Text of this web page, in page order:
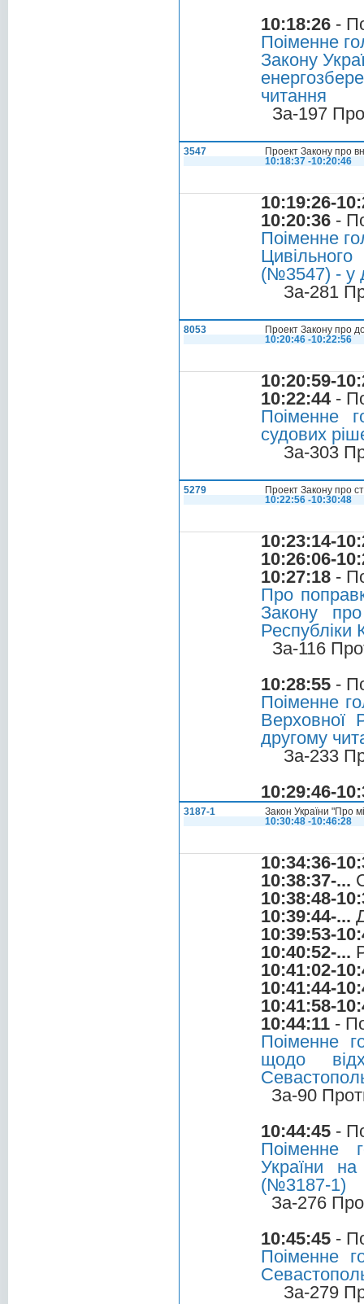
10:18:26 -
Поіменне
Закону
читання
За-197
3547
Проект Закону про
10:18:37 -10:20:46
10:19:26-
10:20:36 -
Поіменне
(№3547) - у
За-281
8053
Проект Закону про
10:20:46 -10:22:56
10:20:59-
10:22:44-
Поіменне
судових
За-303
5279
Проект Закону про
10:22:56 -10:30:48
10:23:14-
10:26:06-
10:27:18 -
Про
Закону
За-116
10:28:55 -
Поіменне
другому
За-233
10:29:46-
3187-1
Закон України "Про
10:30:48 -10:46:28
10:34:36-
10:38:37-...
10:38:48-
10:39:44-...
10:39:53-
10:40:52-...
10:41:02-
10:41:44-
10:41:58-
10:44:11 -
Поіменне
щодо
За-90
10:44:45 -
Поіменне
України
(№3187-1)
За-276
10:45:45 -
Поіменне
За-279